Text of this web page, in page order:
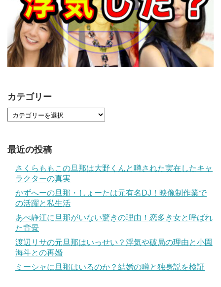
カテゴリー
最近の投稿
さくらももこの旦那は大野くんと噂された実在したキャ
ラクターの真実
かずへーの旦那・しょーたは元有名DJ！映像制作業で
の活躍と私生活
あべ静江に旦那がいない驚きの理由！恋多き女と呼ばれ
た背景
渡辺リサの元旦那はいっせい？浮気や破局の理由と小園
海斗との再婚
ミーシャに旦那はいるのか？結婚の噂と独身説を検証